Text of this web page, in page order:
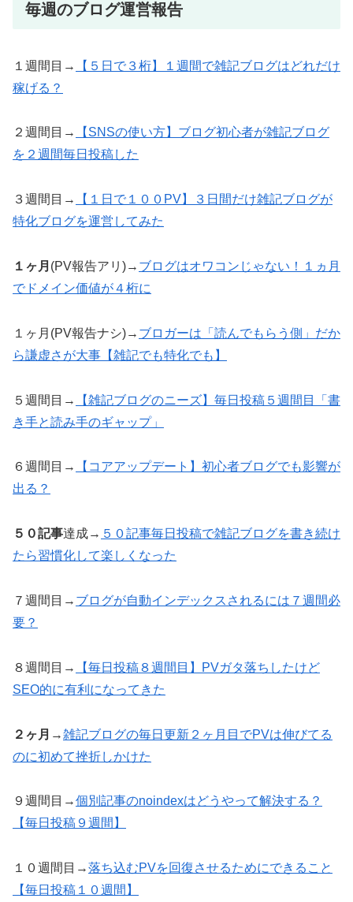
毎週のブログ運営報告
１週間目→
【５日で３桁】１週間で雑記ブログはどれだけ
稼げる？
２週間目→
【SNSの使い方】ブログ初心者が雑記ブログ
を２週間毎日投稿した
３週間目→
【１日で１００PV】３日間だけ雑記ブログが
特化ブログを運営してみた
１ヶ月 (PV報告アリ)→ ブログはオワコンじゃない！１ヵ月
でドメイン価値が４桁に
１ヶ月(PV報告ナシ)→ ブロガーは「読んでもらう側」だか
ら謙虚さが大事【雑記でも特化でも】
５週間目→
【雑記ブログのニーズ】毎日投稿５週間目「書
き手と読み手のギャップ」
６週間目→
【コアアップデート】初心者ブログでも影響が
出る？
５０記事達成→ ５０記事毎日投稿で雑記ブログを書き続け
たら習慣化して楽しくなった
７週間目→ ブログが自動インデックスされるには７週間必
要？
８週間目→
【毎日投稿８週間目】PVガタ落ちしたけど
SEO的に有利になってきた
２ヶ月 →雑記ブログの毎日更新２ヶ月目でPVは伸びてる
のに初めて挫折しかけた
９週間目→個別記事のnoindexはどうやって解決する？
【毎日投稿９週間】
１０週間目→落ち込むPVを回復させるためにできること
【毎日投稿１０週間】